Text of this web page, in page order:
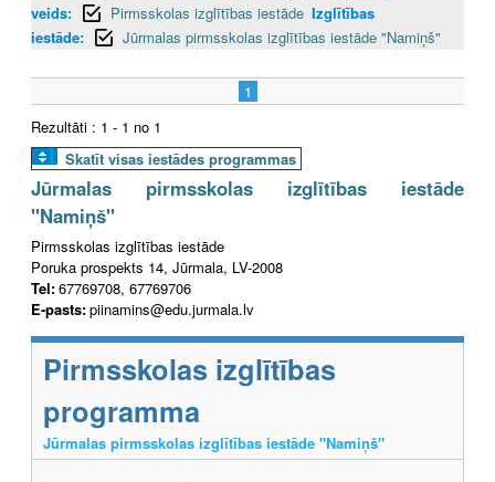
veids:
Pirmsskolas izglītības iestāde Izglītības
iestāde:
Jūrmalas pirmsskolas izglītības iestāde "Namiņš"
1
Rezultāti : 1 - 1 no 1
Skatīt visas iestādes programmas
Jūrmalas pirmsskolas izglītības iestāde
"Namiņš"
Pirmsskolas izglītības iestāde
Poruka prospekts 14, Jūrmala, LV-2008
Tel:67769708, 67769706
E-pasts:piinamins@edu.jurmala.lv
Pirmsskolas izglītības
programma
Jūrmalas pirmsskolas izglītības iestāde "Namiņš"